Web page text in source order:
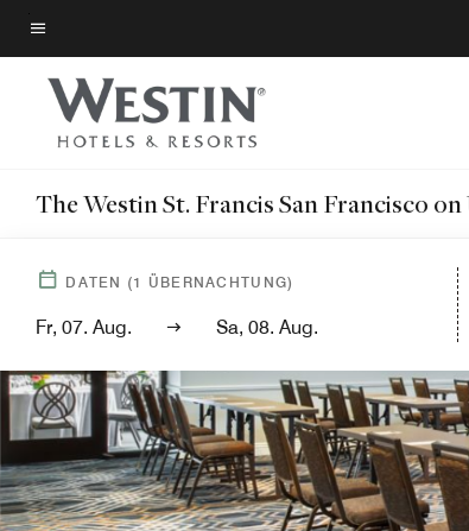
Skip
to
main
content
Menütext
The Westin St. Francis San Francisco
DATEN (1 ÜBERNACHTUNG)
Fr, 07. Aug. Sa, 08. Aug.